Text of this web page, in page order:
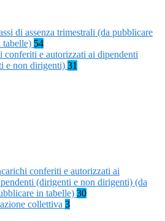
di assenza trimestrali (da pubblicare
tabelle) 54
conferiti e autorizzati ai dipendenti
e non dirigenti) 31
conferiti e autorizzati ai
(dirigenti e non dirigenti) (da
in tabelle) 30
collettiva 3